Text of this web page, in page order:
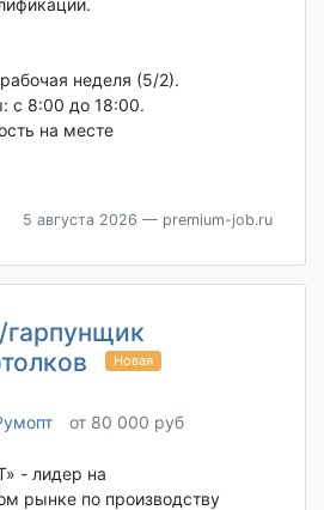
неделя (5/2).
с 8:00 до 18:00.
на месте
5 августа 2026 — premium-job.ru
Новая
от 80 000 руб
- лидер на
рынке по производству